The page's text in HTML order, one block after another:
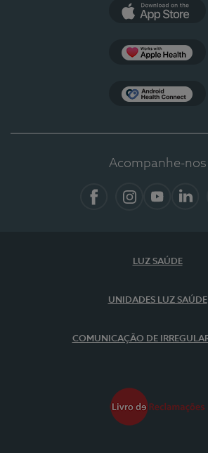
Acompanhe-nos
LUZ SAÚDE
UNIDADES LUZ SAÚDE
COMUNICAÇÃO DE